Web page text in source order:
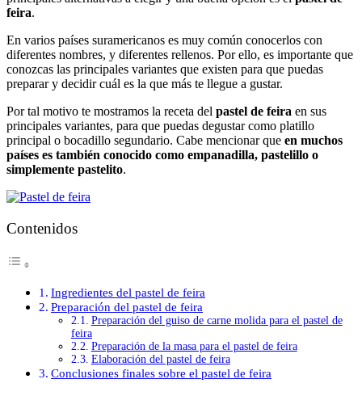
feira.
En varios países suramericanos es muy común conocerlos con
diferentes nombres, y diferentes rellenos. Por ello, es importante que
conozcas las principales variantes que existen para que puedas
preparar y decidir cuál es la que más te llegue a gustar.
Por tal motivo te mostramos la receta del pastel de feira en sus
principales variantes, para que puedas degustar como platillo
principal o bocadillo segundario. Cabe mencionar que en muchos
países es también conocido como empanadilla, pastelillo o
simplemente pastelito.
Contenidos
Ingredientes del pastel de feira
Preparación del pastel de feira
Preparación del guiso de carne molida para el pastel de
feira
Preparación de la masa para el pastel de feira
Elaboración del pastel de feira
Conclusiones finales sobre el pastel de feira